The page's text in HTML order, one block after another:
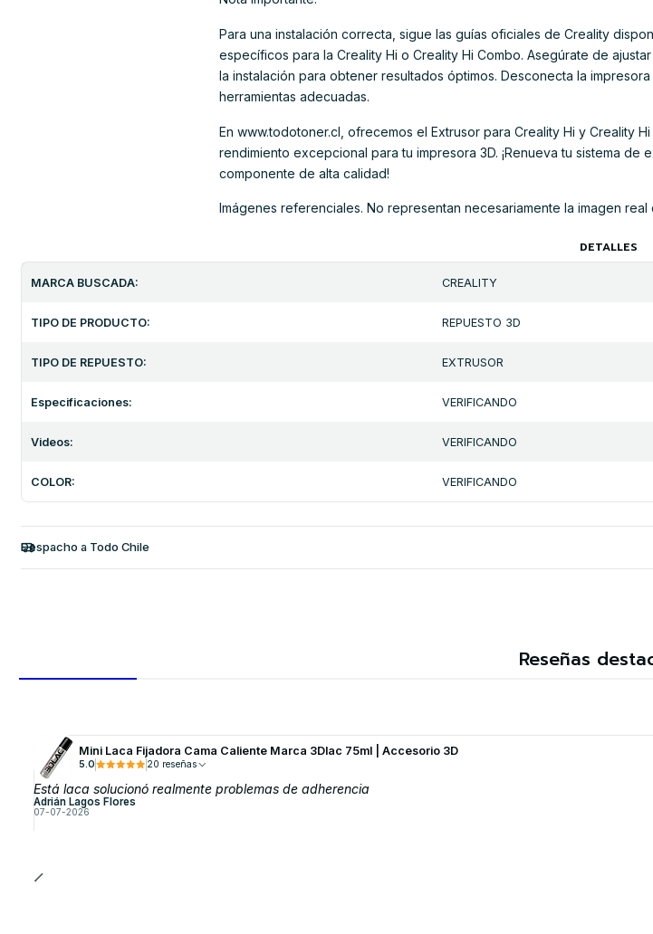
Para una instalación correcta, sigue las guías oficiales de Creality
específicos para la Creality Hi o Creality Hi Combo. Asegúrate de
la instalación para obtener resultados óptimos. Desconecta la
herramientas adecuadas.
En www.todotoner.cl, ofrecemos el Extrusor para Creality Hi y Creality
rendimiento excepcional para tu impresora 3D. ¡Renueva tu sistema
componente de alta calidad!
Imágenes referenciales. No representan necesariamente la imagen
DETALLES
MARCA BUSCADA: CREALITY
TIPO DE PRODUCTO: REPUESTO 3D
TIPO DE REPUESTO: EXTRUSOR
Especificaciones: VERIFICANDO
Videos: VERIFICANDO
COLOR: VERIFICANDO
Despacho a Todo Chile
Reseñas
Mini Laca Fijadora Cama Caliente Marca 3Dlac 75ml | Accesorio 3D
5.0 20 reseñas
Está laca solucionó realmente problemas de adherencia
Adrián Lagos Flores
07-07-2026